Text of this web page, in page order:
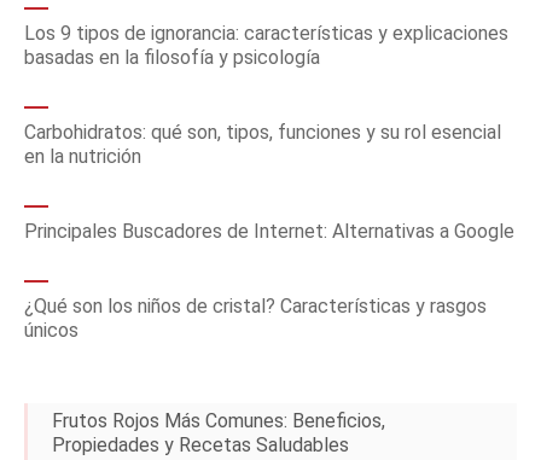
Los 9 tipos de ignorancia: características y explicaciones
basadas en la filosofía y psicología
Carbohidratos: qué son, tipos, funciones y su rol esencial
en la nutrición
Principales Buscadores de Internet: Alternativas a Google
¿Qué son los niños de cristal? Características y rasgos
únicos
Frutos Rojos Más Comunes: Beneficios,
Propiedades y Recetas Saludables